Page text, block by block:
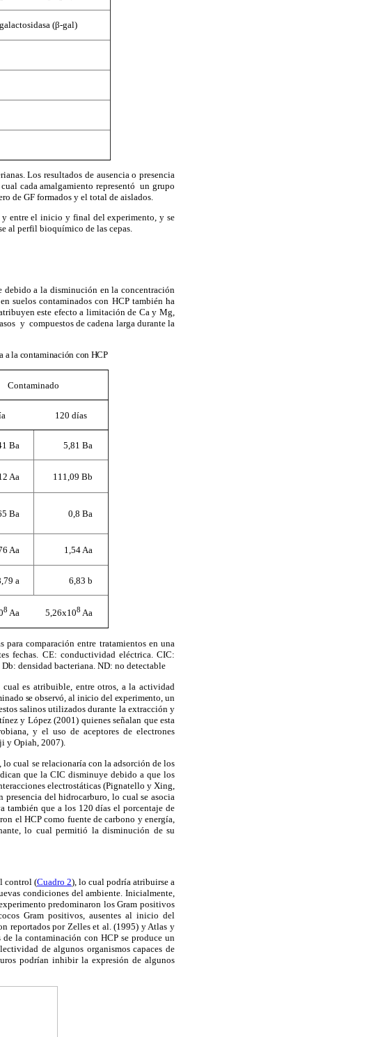
(β-gal)
Los resultados de ausencia o presencia
cadaamalgamiento representó un grupo
de GF formados y el total de aislados.
y entre el inicio y final del experimento, y se
al perfil bioquímico de las cepas.
debido a la disminución en la concentración
suelos contaminados con HCP también ha
este efecto a limitación de Ca y Mg,
y compuestos de cadena larga durante la
a la contaminación con HCP
Contaminado
120 días
Ba 5,81 Ba
Aa 111,09 Bb
Ba 0,8 Ba
Aa 1,54 Aa
a 6,83 b
8 Aa 5,26x108 Aa
comparación entre tratamientos en una
fechas. CE: conductividad eléctrica. CIC:
densidad bacteriana. ND: no detectable
es atribuible, entre otros, a la actividad
se observó, al inicio del experimento,un
salinos utilizados durante la extracción y
y López (2001) quienes señalan que esta
y el uso de aceptores de electrones
y Opiah, 2007).
cual se relacionaría con la adsorción de los
que la CIC disminuye debido a que los
electrostáticas (Pignatello y Xing,
del hidrocarburo, lo cual se asocia
también que a los 120 días el porcentaje de
el HCP como fuente de carbono y energía,
lo cual permitió la disminución de su
control (Cuadro 2), lo cual podría atribuirse a
condiciones del ambiente. Inicialmente,
predominaron los Gram positivos
Gram positivos, ausentes al inicio del
reportados por Zelles et al. (1995) y Atlas y
la contaminación con HCP se produce un
de algunos organismos capaces de
podrían inhibir la expresión de algunos